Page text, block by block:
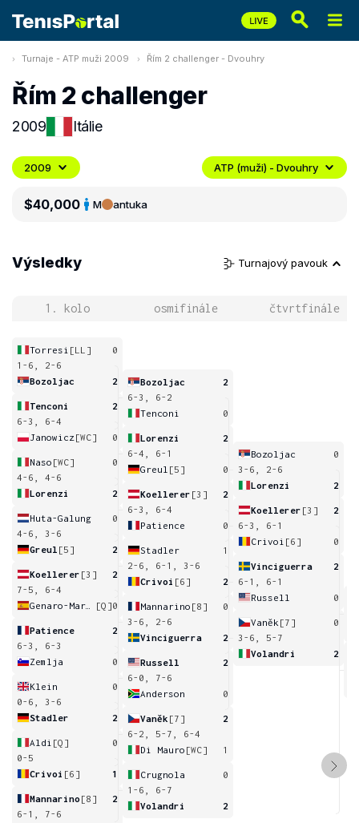
Turnaje - ATP muži 2009 Řím 2 challenger - Dvouhry
Řím 2 challenger
2009 Itálie
2009 ATP (muži) - Dvouhry
$40,000 M antuka
Výsledky Turnajový pavouk
1. kolo osmifinále čtvrtfinále
Torresi [LL]
0
1-6, 2-6
Bozoljac
2
Tenconi
2
6-3, 6-4
Janowicz [WC] 0
Naso [WC]
0
4-6, 4-6
Lorenzi
2
Huta-Galung
0
4-6, 3-6
Greul [5] 2
Koellerer [3]
2
7-5, 6-4
[Q]0
Patience
2
6-3, 6-3
Zemlja
0
Klein
0
0-6, 3-6
Stadler
2
Aldi [Q]
0
0-5
Crivoi [6] 1
Mannarino [8]
2
6-1, 7-6
Bozoljac
2
6-3, 6-2
Tenconi
0
Lorenzi
2
6-4, 6-1
Greul [5] 0
Koellerer [3]
2
6-3, 6-4
Patience
0
Stadler
1
2-6, 6-1, 3-6
Crivoi [6] 2
Mannarino [8]
0
3-6, 2-6
Vinciguerra
2
Russell
2
6-0, 7-6
Anderson
0
Vaněk [7]
2
6-2, 5-7, 6-4
Di Mauro [WC] 1
Crugnola
0
1-6, 6-7
Volandri
2
Bozoljac
0
3-6, 2-6
Lorenzi
2
Koellerer [3]
2
6-3, 6-1
Crivoi [6] 0
Vinciguerra
2
6-1, 6-1
Russell
0
Vaněk [7]
0
3-6, 5-7
Volandri
2